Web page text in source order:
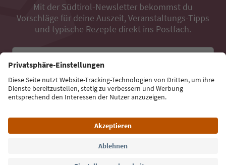
Mit der Südtirol-Newsletter bekommst du
Vorschläge für deine Auszeit, Veranstaltungs-Tipps
und typische Rezepte direkt ins Postfach.
Jetzt anmelden